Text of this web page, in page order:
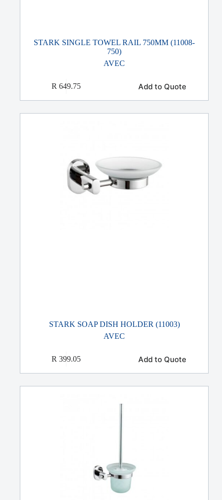
STARK SINGLE TOWEL RAIL 750MM (11008-
750)
AVEC
R 649.75 Add to Quote
STARK SOAP DISH HOLDER (11003)
AVEC
R 399.05 Add to Quote